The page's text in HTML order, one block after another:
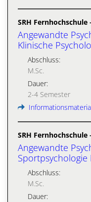
SRH
Angewandte
Klinische
Abschluss:
M.Sc.
Dauer:
2-4 Semester
SRH
Angewandte
Sportpsychologie
Abschluss:
M.Sc.
Dauer: